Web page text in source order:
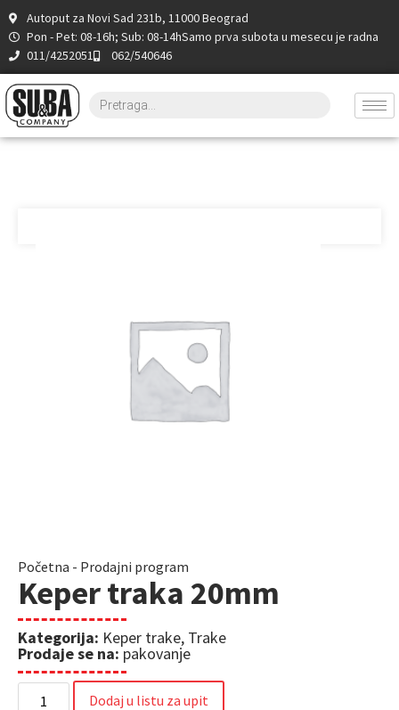
Autoput za Novi Sad 231b, 11000 Beograd
Pon - Pet: 08-16h; Sub: 08-14hSamo prva subota u mesecu je radna
011/4252051
062/540646
Početna - Prodajni program
Keper traka 20mm
Kategorija: Keper trake, Trake
Prodaje se na:pakovanje
Dodaj u listu za upit